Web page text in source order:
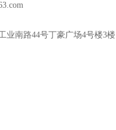
业南路44号丁豪广场4号楼3楼